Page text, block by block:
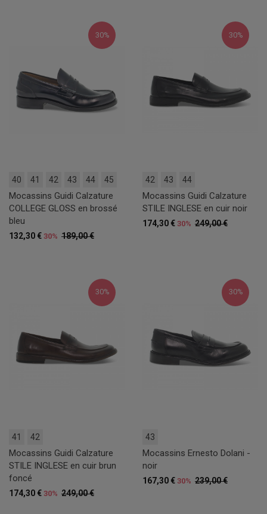
30%
40 41 42 43 44 45
Mocassins Guidi Calzature
COLLEGE GLOSS en brossé
bleu
189,00 €
132,30 € 30%
30%
42 43 44
Mocassins Guidi Calzature
STILE INGLESE en cuir noir
249,00 €
174,30 € 30%
30%
41 42
Mocassins Guidi Calzature
STILE INGLESE en cuir brun
foncé
249,00 €
174,30 € 30%
30%
43
Mocassins Ernesto Dolani -
noir
239,00 €
167,30 € 30%